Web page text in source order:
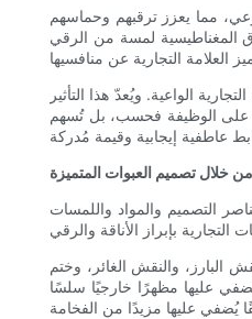
مما يعزز ترقبهم وحماسهم
المغناطيسية لمسة من الرقي
الواعية. ويُعدّ هذا التأثير
على الوظيفة فحسب، بل تُسهم
من خلال تصميم العبوات المتميزة
التصميم والمواد واللمسات
البارز، والنقش الغائر، وختم
عليها مظهرًا خارجيًا سلسًا